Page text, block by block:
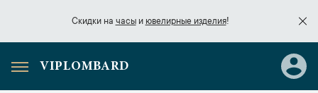
Скидки на часыи ювелирные изделия!
Скидки начасы
VIPLOMBARD